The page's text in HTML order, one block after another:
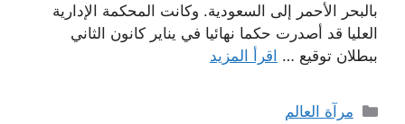
بالبحر الأحمر إلى السعودية. وكانت المحكمة الإدارية
العليا قد أصدرت حكما نهائيا في يناير كانون الثاني
ببطلان توقيع … اقرأ المزيد
التصنيفات
مرآة العالم